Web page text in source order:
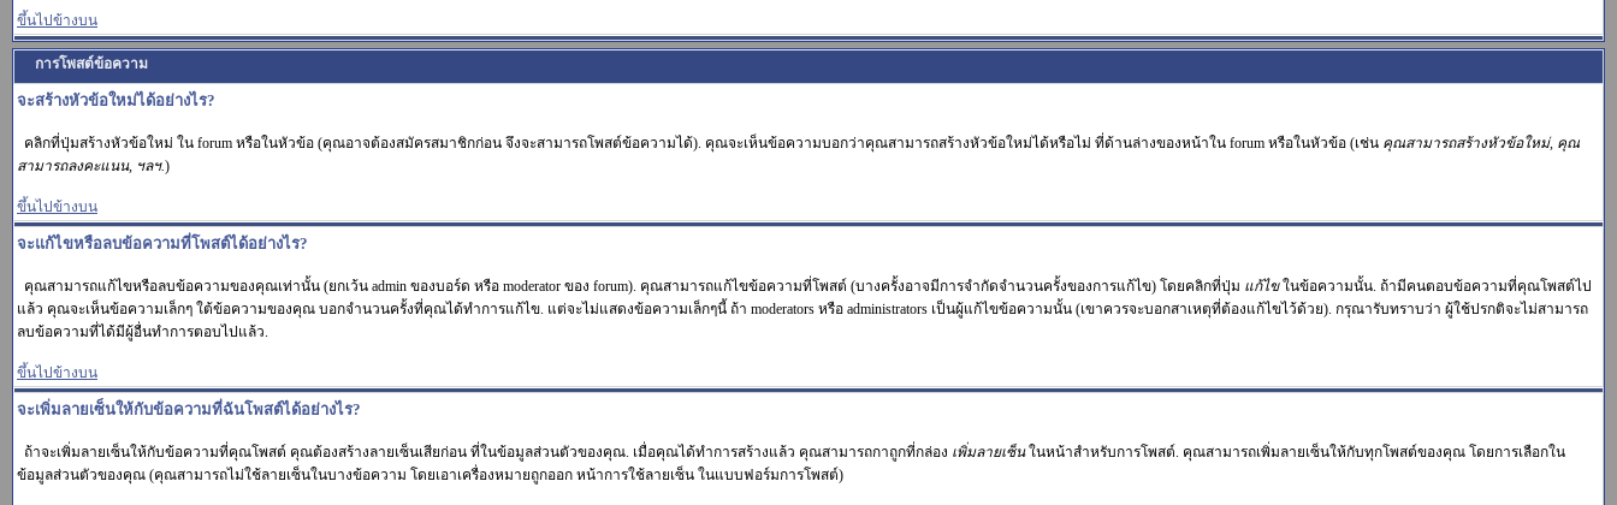
ขึ้นไปข้างบน
การโพสต์ข้อความ
จะสร้างหัวข้อใหม่ได้อย่างไร?
คลิกที่ปุ่มสร้างหัวข้อใหม่ ใน forum หรือในหัวข้อ (คุณอาจต้องสมัครสมาชิกก่อน จึงจะสามารถโพสต์ข้อความได้). คุณจะเห็นข้อความบอกว่าคุณสามารถสร้างหัวข้อใหม่ได้หรือไม่ ที่ด้านล่างของหน้าใน forum หรือในหัวข้อ (เช่น คุณสามารถสร้างหัวข้อใหม่, คุณ
สามารถลงคะแนน, ฯลฯ.)
ขึ้นไปข้างบน
จะแก้ไขหรือลบข้อความที่โพสต์ได้อย่างไร?
คุณสามารถแก้ไขหรือลบข้อความของคุณเท่านั้น (ยกเว้น admin ของบอร์ด หรือ moderator ของ forum). คุณสามารถแก้ไขข้อความที่โพสต์ (บางครั้งอาจมีการจำกัดจำนวนครั้งของการแก้ไข) โดยคลิกที่ปุ่ม แก้ไขในข้อความนั้น. ถ้ามีคนตอบข้อความที่คุณโพสต์ไป
แล้ว คุณจะเห็นข้อความเล็กๆ ใต้ข้อความของคุณ บอกจำนวนครั้งที่คุณได้ทำการแก้ไข. แต่จะไม่แสดงข้อความเล็กๆนี้ ถ้า moderators หรือ administrators เป็นผู้แก้ไขข้อความนั้น (เขาควรจะบอกสาเหตุที่ต้องแก้ไขไว้ด้วย). กรุณารับทราบว่า ผู้ใช้ปรกติจะไม่สามารถ
ลบข้อความที่ได้มีผู้อื่นทำการตอบไปแล้ว.
ขึ้นไปข้างบน
จะเพิ่มลายเซ็นให้กับข้อความที่ฉันโพสต์ได้อย่างไร?
ถ้าจะเพิ่มลายเซ็นให้กับข้อความที่คุณโพสต์ คุณต้องสร้างลายเซ็นเสียก่อน ที่ในข้อมูลส่วนตัวของคุณ. เมื่อคุณได้ทำการสร้างแล้ว คุณสามารถกาถูกที่กล่อง เพิ่มลายเซ็นในหน้าสำหรับการโพสต์. คุณสามารถเพิ่มลายเซ็นให้กับทุกโพสต์ของคุณ โดยการเลือกใน
ข้อมูลส่วนตัวของคุณ (คุณสามารถไม่ใช้ลายเซ็นในบางข้อความ โดยเอาเครื่องหมายถูกออก หน้าการใช้ลายเซ็น ในแบบฟอร์มการโพสต์)